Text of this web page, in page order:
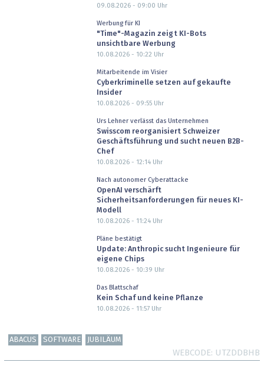
09.08.2026 - 09:00 Uhr
Werbung für KI
"Time"-Magazin zeigt KI-Bots
unsichtbare Werbung
10.08.2026 - 10:22 Uhr
Mitarbeitende im Visier
Cyberkriminelle setzen auf gekaufte
Insider
10.08.2026 - 09:55Uhr
Urs Lehner verlässt das Unternehmen
Swisscom reorganisiert Schweizer
Geschäftsführung und sucht neuen B2B-
Chef
10.08.2026 - 12:14Uhr
Nach autonomer Cyberattacke
OpenAI verschärft
Sicherheitsanforderungen für neues KI-
Modell
10.08.2026 - 11:24Uhr
Pläne bestätigt
Update: Anthropic sucht Ingenieure für
eigene Chips
10.08.2026 - 10:39 Uhr
Das Blattschaf
Kein Schaf und keine Pflanze
10.08.2026 - 11:57Uhr
ABACUS SOFTWARE JUBILÄUM
WEBCODE UTZDDBHB